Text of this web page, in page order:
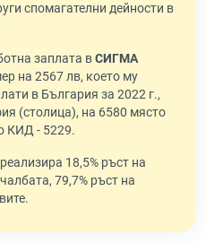
спомагателни дейности в
заплата вСИГМА
на 2567 лв, което му
в България за 2022 г.,
(столица), на 6580 място
КИД - 5229.
реализира 18,5% ръст на
79,7% ръст на